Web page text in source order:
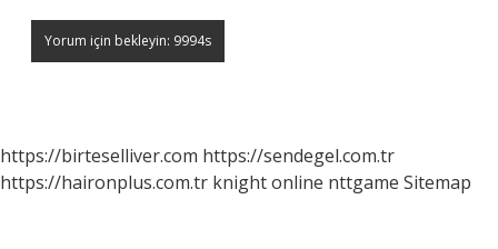
https://birteselliver.com https://sendegel.com.tr
https://haironplus.com.tr knight online nttgame Sitemap